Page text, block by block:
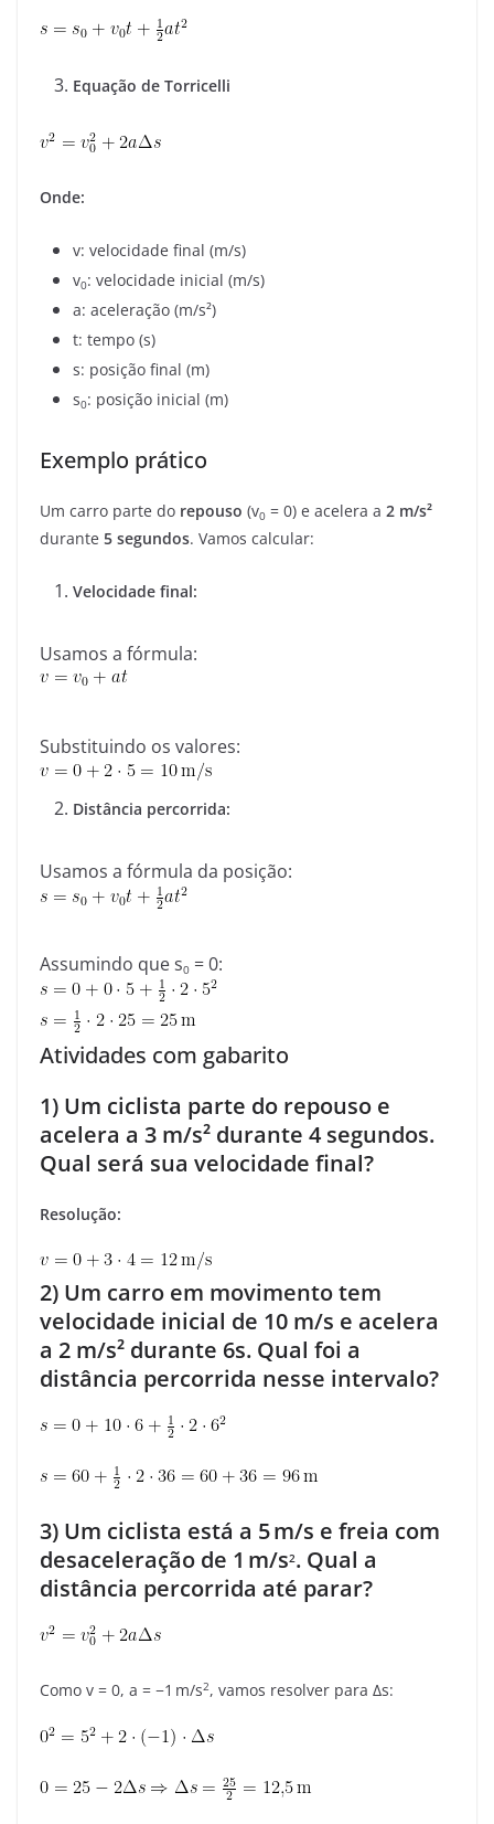
Equação de Torricelli
Onde:
v: velocidade final (m/s)
v0: velocidade inicial (m/s)
a: aceleração (m/s²)
t: tempo (s)
s: posição final (m)
s0: posição inicial (m)
Exemplo prático
Um carro parte do repouso (v0 = 0) e acelera a 2 m/s²
durante 5 segundos. Vamos calcular:
Velocidade final:
Usamos a fórmula:
Substituindo os valores:
Distância percorrida:
Usamos a fórmula da posição:
Assumindo ques0 = 0:
Atividades com gabarito
1) Um ciclista parte do repouso e
acelera a 3 m/s² durante 4 segundos.
Qual será sua velocidade final?
Resolução:
2) Um carro em movimento tem
velocidade inicial de 10 m/s e acelera
a 2 m/s² durante 6s. Qual foi a
distância percorrida nesse intervalo?
3) Um ciclista está a 5 m/s e freia com
desaceleração de 1 m/s2. Qual a
distância percorrida até parar?
Como v = 0, a = −1 m/s2, vamos resolver para Δs: